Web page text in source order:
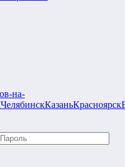
на-
ЧелябинскКазаньКрасноярск